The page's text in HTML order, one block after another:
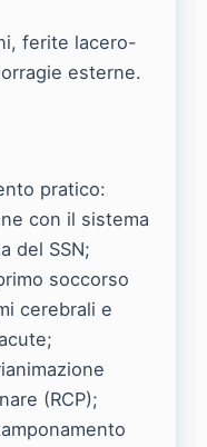
ferite lacero-
esterne.
pratico:
con il sistema
del SSN;
soccorso
cerebrali e
(RCP);